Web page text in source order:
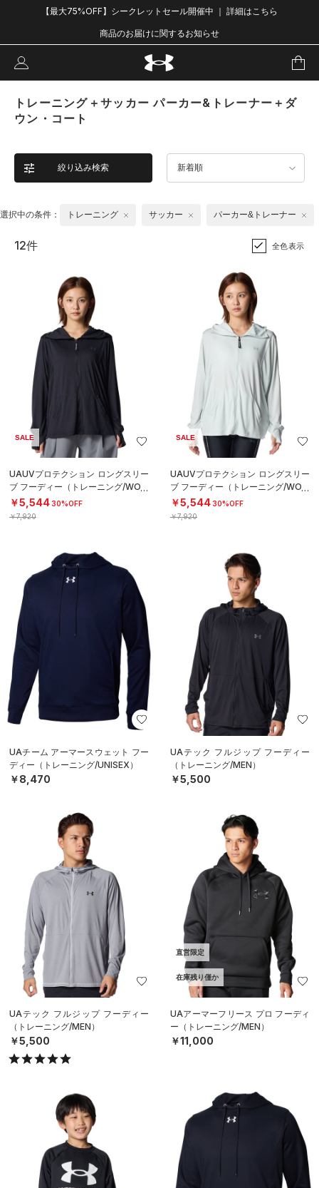
【最大75%OFF】シークレットセール開催中 ｜ 詳細はこちら
商品のお届けに関するお知らせ
トレーニング＋サッカー パーカー&トレーナー＋ダ
ウン・コート
絞り込み検索 新着順
選択中の条件： トレーニング サッカー パーカー&トレーナー
12件 全色表示
SALE
UAUVプロテクション ロングスリー
ブ フーディー（トレーニング/WOM
EN）
￥5,54430%OFF
￥7,920
SALE
UAUVプロテクション ロングスリー
ブ フーディー（トレーニング/WOM
EN）
￥5,54430%OFF
￥7,920
UAチーム アーマースウェット フー
ディー（トレーニング/UNISEX）
￥8,470
UAテック フルジップ フーディー
（トレーニング/MEN）
￥5,500
UAテック フルジップ フーディー
（トレーニング/MEN）
￥5,500
直営限定
在庫残り僅か
UAアーマーフリース プロ フーディ
ー（トレーニング/MEN）
￥11,000